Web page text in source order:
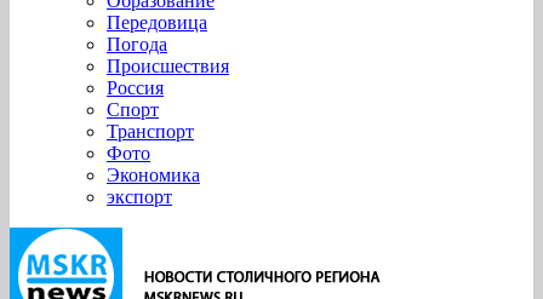
Передовица
Погода
Происшествия
Россия
Спорт
Транспорт
Фото
Экономика
экспорт